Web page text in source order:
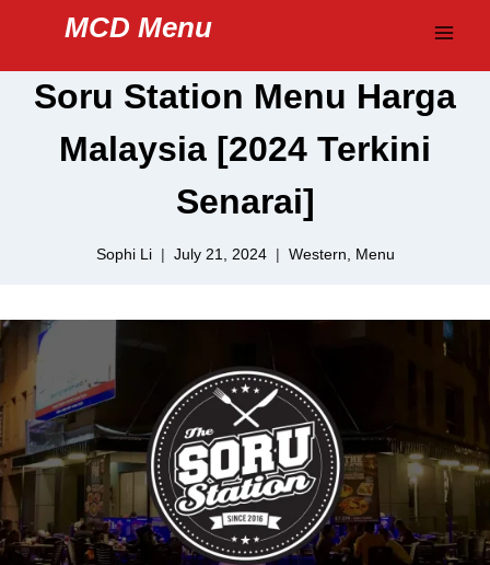
content
MCD Menu
Soru Station Menu Harga
Malaysia [2024 Terkini
Senarai]
Sophi Li July 21, 2024 Western Menu